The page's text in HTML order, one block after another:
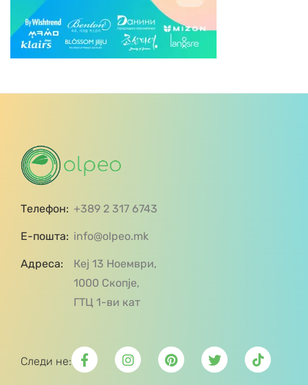
Телефон: +389 2 317 6743
Е-пошта: info@olpeo.mk
Адреса:
Кеј 13 Ноември,
1000 Скопје,
ГТЦ 1-ви кат
Следи не: